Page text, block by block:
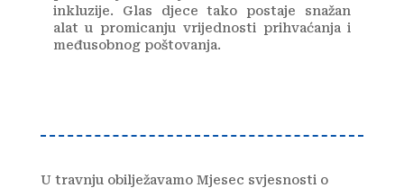
inkluzije. Glas djece tako postaje snažan
alat u promicanju vrijednosti prihvaćanja i
međusobnog poštovanja.
U travnju obilježavamo Mjesec svjesnosti o